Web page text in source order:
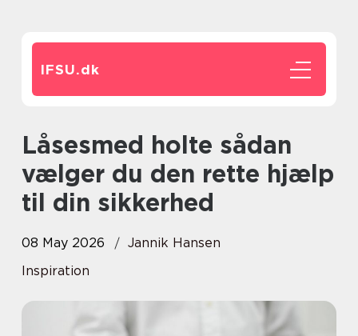
IFSU.dk
Låsesmed holte sådan
vælger du den rette hjælp
til din sikkerhed
08 May 2026
Jannik Hansen
Inspiration